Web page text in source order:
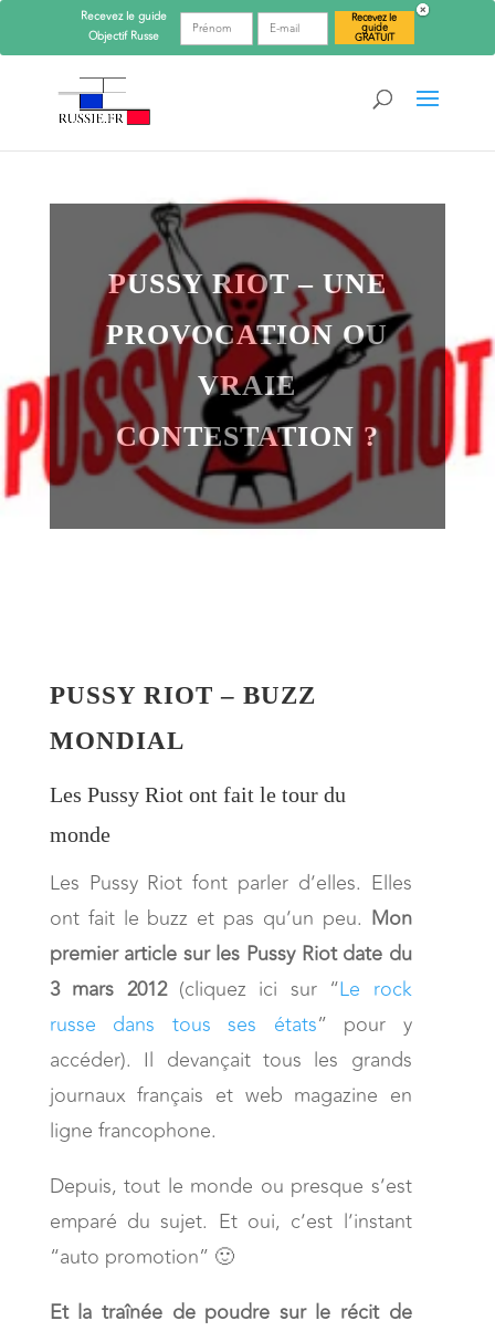
PUSSY RIOT – UNE
PROVOCATION OU
VRAIE
CONTESTATION ?
PUSSY RIOT – BUZZ
MONDIAL
Les Pussy Riot ont fait le tour du
monde
Les Pussy Riot font parler d’elles. Elles
ont fait le buzz et pas qu’un peu. Mon
premier article sur les Pussy Riot date du
3 mars 2012(cliquez ici sur “Le rock
russe dans tous ses états” pour y
accéder). Il devançait tous les grands
journaux français et web magazine en
ligne francophone.
Depuis, tout le monde ou presque s’est
emparé du sujet. Et oui, c’est l’instant
“auto promotion” 🙂
Et la traînée de poudre sur le récit de
Recevez le guide
ObjectifRusse
Recevez le
guide
GRATUIT